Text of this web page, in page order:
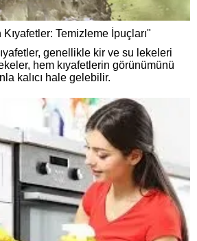
Temizleme İpuçları"
genellikle kir ve su lekeleri
hem kıyafetlerin görünümünü
kalıcı hale gelebilir.